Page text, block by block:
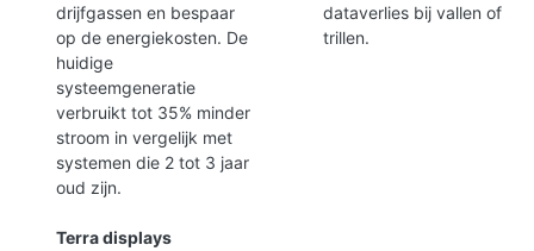
drijfgassen en bespaar
op de energiekosten. De
huidige
systeemgeneratie
verbruikt tot 35% minder
stroom in vergelijk met
systemen die 2 tot 3 jaar
oud zijn.
Terra displays
dataverlies bij vallen of
trillen.